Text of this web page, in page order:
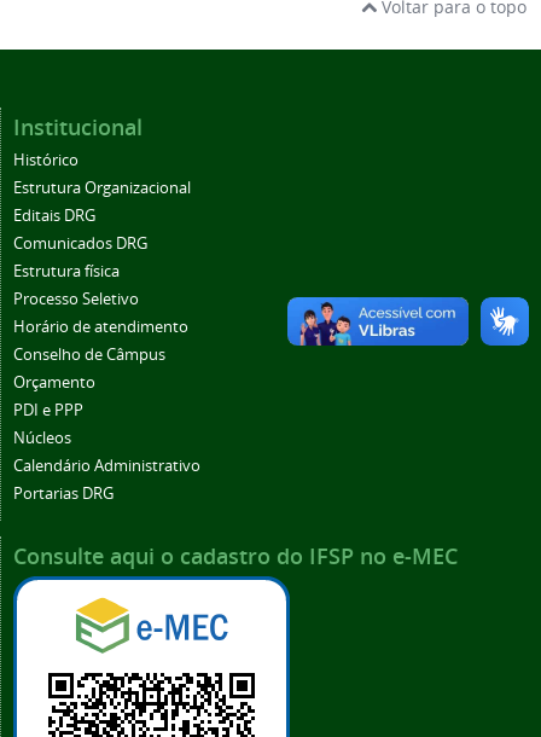
Voltar para o topo
Institucional
Histórico
Estrutura Organizacional
Editais DRG
Comunicados DRG
Estrutura física
Processo Seletivo
Horário de atendimento
Conselho de Câmpus
Orçamento
PDI e PPP
Núcleos
Calendário Administrativo
Portarias DRG
Consulte aqui o cadastro do IFSP no e-MEC